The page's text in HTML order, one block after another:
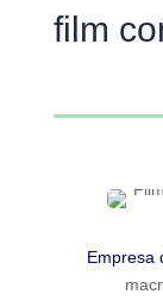
film
Empresa